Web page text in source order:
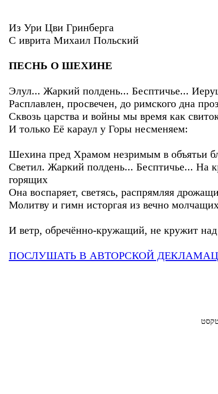
Из Ури Цви Гринберга
С иврита Михаил Польский
ПЕСНЬ О ШЕХИНЕ
Элул... Жаркий полдень... Бесптичье...
Расплавлен, просвечен, до римского дна
Сквозь царства и войны мы время как
И только Её караул у Горы несменяем:
Шехина пред Храмом незримым в объятьи
Светил. Жаркий полдень... Бесптичье... На
горящих
Она воспаряет, светясь, распрямляя
Молитву и гимн исторгая из вечно
И ветр, обречённо-кружащий, не кружит
ПОСЛУШАТЬ В АВТОРСКОЙ
טקסט